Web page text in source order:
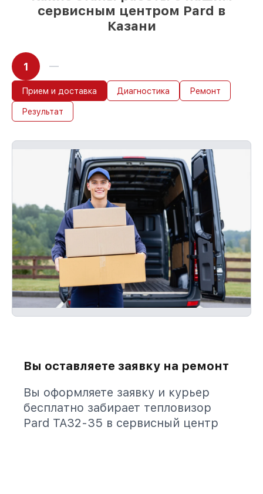
сервисным центром Pard в
Казани
1
Прием и доставка Диагностика Ремонт
Результат
Вы оставляете заявку на ремонт
Вы оформляете заявку и курьер
бесплатно забирает тепловизор
Pard TA32-35 в сервисный центр